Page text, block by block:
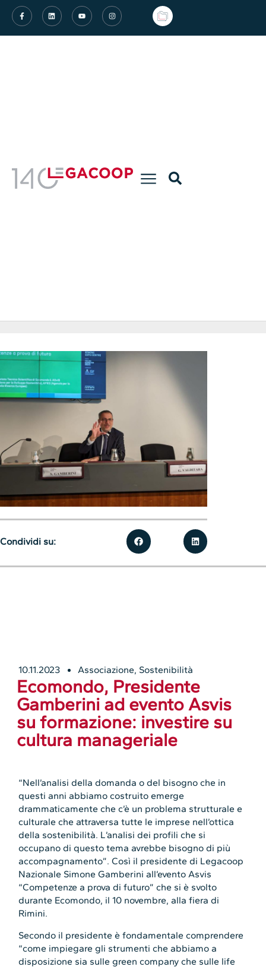
10.11.2023 Associazione, Sostenibilità
Ecomondo, Presidente
Gamberini ad evento Asvis
su formazione: investire su
cultura manageriale
“Nell’analisi della domanda o del bisogno che in
questi anni abbiamo costruito emerge
drammaticamente che c’è un problema strutturale e
culturale che attraversa tutte le imprese nell’ottica
della sostenibilità. L’analisi dei profili che si
occupano di questo tema avrebbe bisogno di più
accompagnamento”. Così il presidente di Legacoop
Nazionale Simone Gamberini all’evento Asvis
“Competenze a prova di futuro” che si è svolto
durante Ecomondo, il 10 novembre, alla fiera di
Rimini.
Secondo il presidente è fondamentale comprendere
“come impiegare gli strumenti che abbiamo a
disposizione sia sulle green company che sulle life
Condividi su: